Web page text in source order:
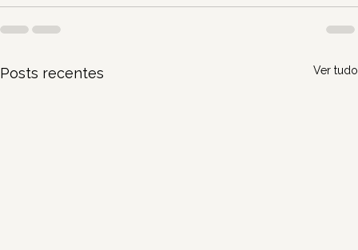
Posts recentes Ver tudo